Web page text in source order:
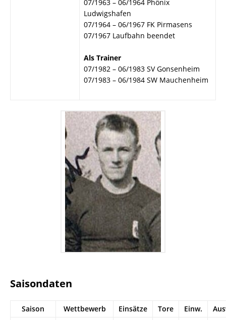
07/1963 – 06/1964 Phönix
Ludwigshafen
07/1964 – 06/1967 FK Pirmasens
07/1967 Laufbahn beendet
Als Trainer
07/1982 – 06/1983 SV Gonsenheim
07/1983 – 06/1984 SW Mauchenheim
Saisondaten
Saison Wettbewerb Einsätze Tore Einw.